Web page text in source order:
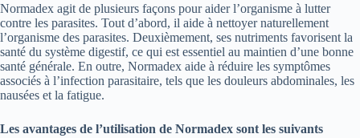
Normadex agit de plusieurs façons pour aider l’organisme à lutter
contre les parasites. Tout d’abord, il aide à nettoyer naturellement
l’organisme des parasites. Deuxièmement, ses nutriments favorisent la
santé du système digestif, ce qui est essentiel au maintien d’une bonne
santé générale. En outre, Normadex aide à réduire les symptômes
associés à l’infection parasitaire, tels que les douleurs abdominales, les
nausées et la fatigue.
Les avantages de l’utilisation de Normadex sont les suivants